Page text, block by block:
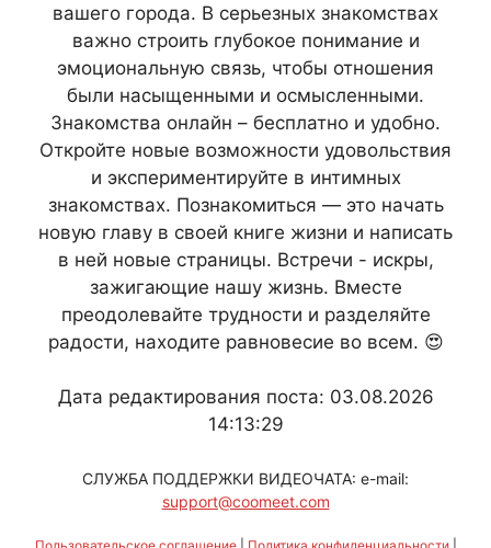
вашего города. В серьезных знакомствах
важно строить глубокое понимание и
эмоциональную связь, чтобы отношения
были насыщенными и осмысленными.
Знакомства онлайн – бесплатно и удобно.
Откройте новые возможности удовольствия
и экспериментируйте в интимных
знакомствах. Познакомиться — это начать
новую главу в своей книге жизни и написать
в ней новые страницы. Встречи - искры,
зажигающие нашу жизнь. Вместе
преодолевайте трудности и разделяйте
радости, находите равновесие во всем. 😍
Дата редактирования поста: 03.08.2026
14:13:29
СЛУЖБА ПОДДЕРЖКИ ВИДЕОЧАТА: e-mail:
support@coomeet.com
Пользовательское соглашение| Политика конфиденциальности|